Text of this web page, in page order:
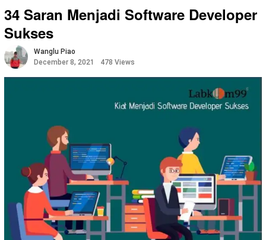
34 Saran Menjadi Software Developer
Sukses
Wanglu Piao
December 8, 2021
478 Views